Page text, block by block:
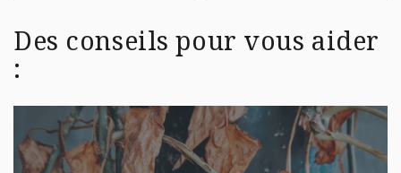
Des conseils pour vous aider
: